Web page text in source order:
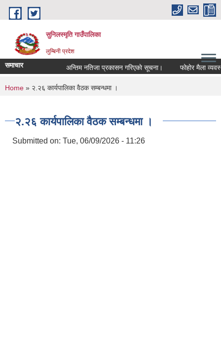
Skip to main content
सुनिलस्मृति गाउँपालिका
लुम्बिनी प्रदेश
समाचार अन्तिम नतिजा प्रकासन गरिएकाे सूचना। फोहोर मैला
You are here
Home » २.२६ कार्यपालिका वैठक सम्बन्धमा ।
२.२६ कार्यपालिका वैठक सम्बन्धमा ।
Submitted on: Tue, 06/09/2026 - 11:26